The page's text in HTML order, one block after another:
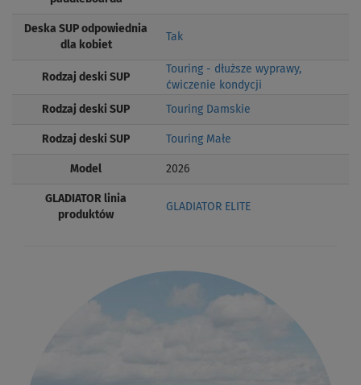
Deska SUP odpowiednia
dla kobiet
Tak
Rodzaj deski SUP
Touring - dłuższe wyprawy,
ćwiczenie kondycji
Rodzaj deski SUP Touring Damskie
Rodzaj deski SUP Touring Małe
Model 2026
GLADIATOR linia
produktów
GLADIATOR ELITE